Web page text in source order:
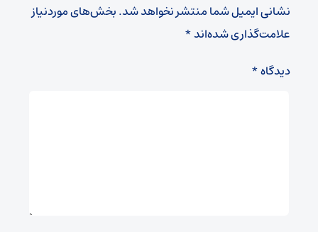
نشانی ایمیل شما منتشر نخواهد شد.بخش‌های موردنیاز
علامت‌گذاری شده‌اند*
دیدگاه*